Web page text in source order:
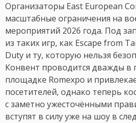
Организаторы East European
масштабные ограничения на
мероприятий 2026 года. Под
из таких игр, как Escape from
Duty и ту, которую нельзя
Конвент проводится дважды в
площадке Romexpo и
посетителей, однако теперь
с заметно ужесточёнными
вступят в силу уже на шоу в